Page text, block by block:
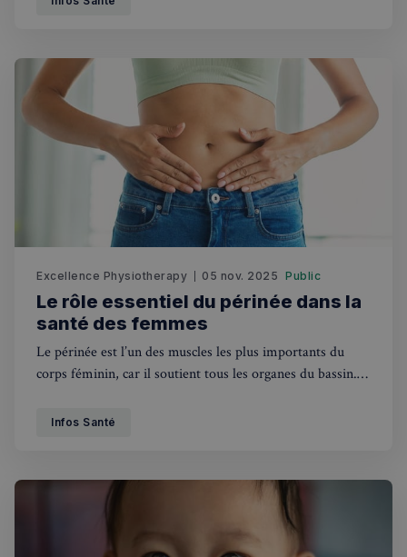
Recherche ✨Chatbot IA
Visites guidées
Excellence Physiotherapy 05 nov. 2025 Public
Le rôle essentiel du périnée dans la
santé des femmes
Le périnée est l’un des muscles les plus importants du
corps féminin, car il soutient tous les organes du bassin.
“core muscles’), il assure la continence, soutient le dos et
Infos Santé